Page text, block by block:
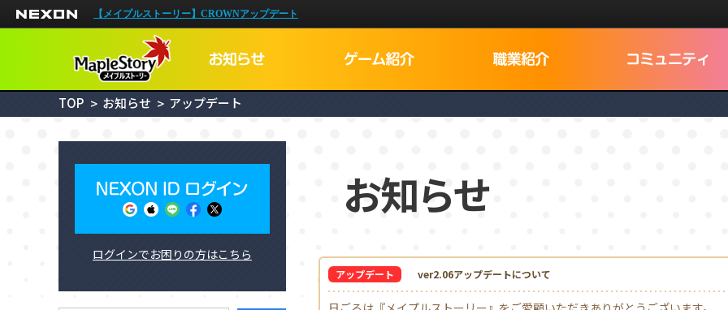
NEXON
【メイプルストーリー】CROWNアップデート
TOP お知らせ アップデート
お知らせ
アップデート ver2.06アップデートについて
NEXON IDログイン
ログインでお困りの方はこちら
メイプルIDでNEXON IDを検索